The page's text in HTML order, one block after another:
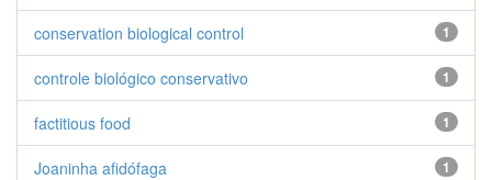
1
conservation biological control
1
controle biológico conservativo
1
factitious food
1
Joaninha afidófaga